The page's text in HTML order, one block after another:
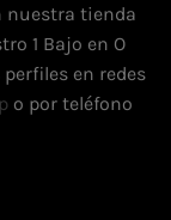
nuestra tienda
1 Bajo en O
en redes
o por teléfono